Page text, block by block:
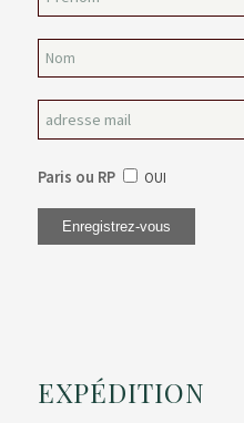
Paris ou RP OUI
EXPÉDITION